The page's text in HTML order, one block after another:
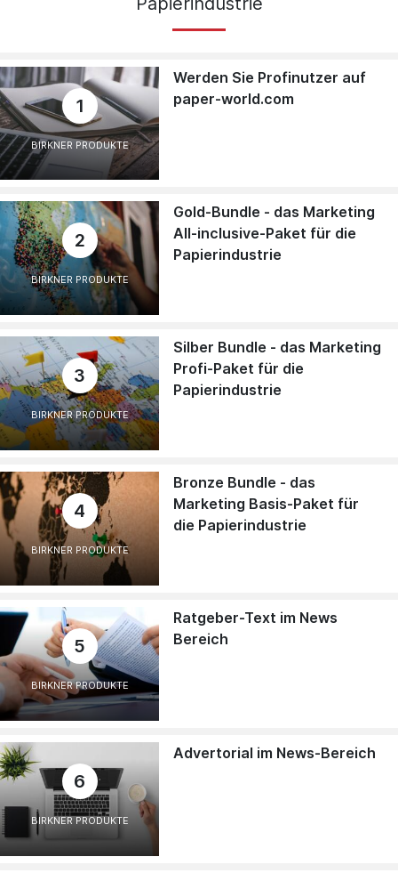
1
BIRKNER PRODUKTE
Werden Sie Profinutzer auf
paper-world.com
2
BIRKNER PRODUKTE
Gold-Bundle - das Marketing
All-inclusive-Paket für die
Papierindustrie
3
BIRKNER PRODUKTE
Silber Bundle - das Marketing
Profi-Paket für die
Papierindustrie
4
BIRKNER PRODUKTE
Bronze Bundle - das
Marketing Basis-Paket für
die Papierindustrie
5
BIRKNER PRODUKTE
Ratgeber-Text im News
Bereich
6
BIRKNER PRODUKTE
Advertorial im News-Bereich